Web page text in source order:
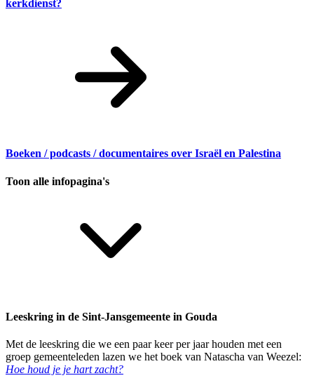
kerkdienst?
Boeken / podcasts / documentaires over Israël en Palestina
Toon alle infopagina's
Leeskring in de Sint-Jansgemeente in Gouda
Met de leeskring die we een paar keer per jaar houden met een
groep gemeenteleden lazen we het boek van Natascha van Weezel:
Hoe houd je je hart zacht?